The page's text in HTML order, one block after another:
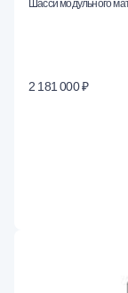
Шасси модульного
2 181 000 ₽